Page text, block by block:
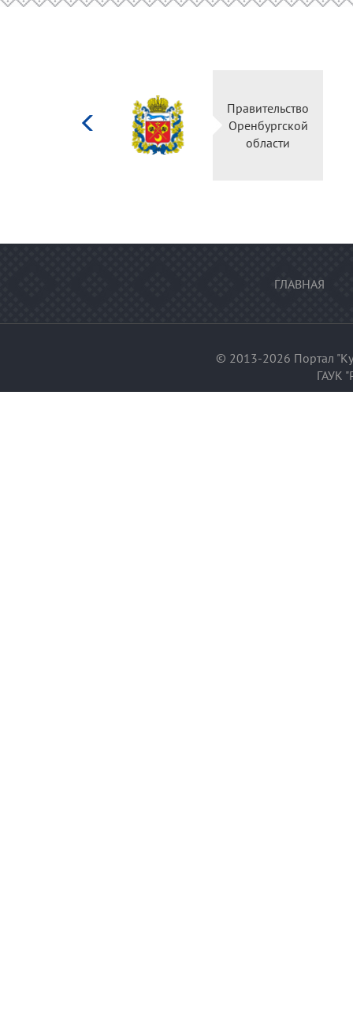
Правительство
Оренбургской
области
ГЛАВНАЯ
© 2013-2026 Портал
ГАУК